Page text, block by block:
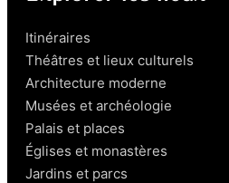
Itinéraires
Théâtres et lieux culturels
Architecture moderne
Musées et archéologie
Palais et places
Églises et monastères
Jardins et parcs